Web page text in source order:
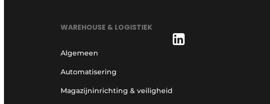
WAREHOUSE & LOGISTIEK
Algemeen
Automatisering
Magazijninrichting & veiligheid